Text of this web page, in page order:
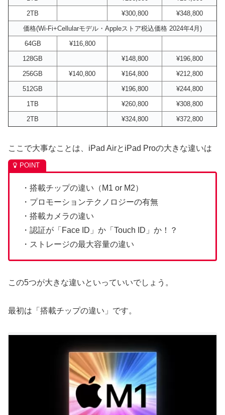
2TB
¥300,800
¥348,800
価格(Wi-Fi+Cellularモデル・Appleストア税込価格 2024年4月)
64GB
¥116,800
128GB
¥148,800
¥196,800
256GB
¥140,800 ¥164,800
¥212,800
512GB
¥196,800
¥244,800
1TB
¥260,800
¥308,800
2TB
¥324,800 ¥372,800
ここで大事なことは、iPad AirとiPad Proの大きな違いは
・搭載チップの違い（M1 or M2）
・プロモーションテクノロジーの有無
・搭載カメラの違い
・認証が「Face ID」か「Touch ID」か！？
・ストレージの最大容量の違い
この5つが大きな違いといっていいでしょう。
最初は「搭載チップの違い」です。